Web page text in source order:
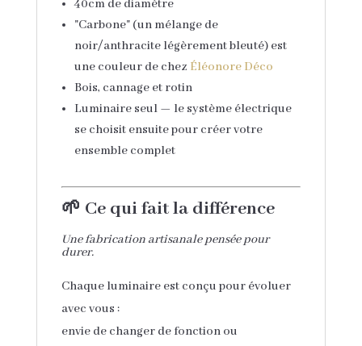
40cm de diamètre
"Carbone" (un mélange de
noir/anthracite légèrement bleuté) est
une couleur de chez Éléonore Déco
Bois, cannage et rotin
Luminaire seul — le système électrique
se choisit ensuite pour créer votre
ensemble complet
🌱 Ce qui fait la différence
Une fabrication artisanale pensée pour
durer.
Chaque luminaire est conçu pour évoluer
avec vous :
envie de changer de fonction ou